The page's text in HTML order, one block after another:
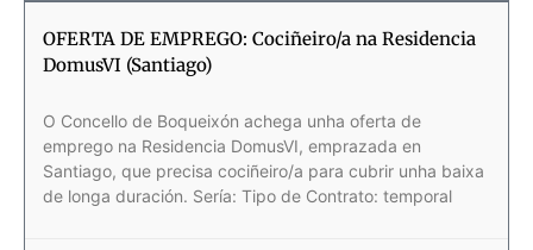
OFERTA DE EMPREGO: Cociñeiro/a na Residencia
DomusVI (Santiago)
O Concello de Boqueixón achega unha oferta de
emprego na Residencia DomusVI, emprazada en
Santiago, que precisa cociñeiro/a para cubrir unha baixa
de longa duración. Sería: Tipo de Contrato: temporal